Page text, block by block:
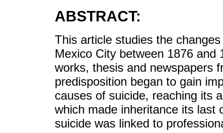
ABSTRACT:
This article studies the
Mexico City between 1876
works, thesis and newspapers
predisposition began to gain
causes of suicide, reaching its
which made inheritance its last
suicide was linked to